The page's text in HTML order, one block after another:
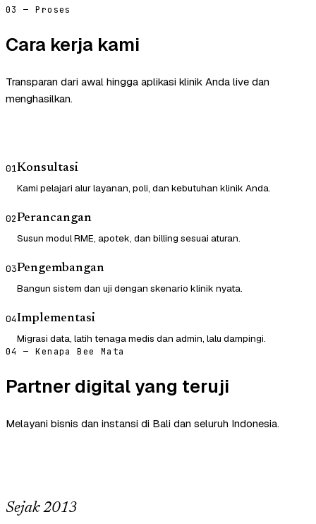
03 — Proses
Cara kerja kami
Transparan dari awal hingga aplikasi klinik Anda live dan
menghasilkan.
01Konsultasi
Kami pelajari alur layanan, poli, dan kebutuhan klinik Anda.
02Perancangan
Susun modul RME, apotek, dan billing sesuai aturan.
03Pengembangan
Bangun sistem dan uji dengan skenario klinik nyata.
04Implementasi
Migrasi data, latih tenaga medis dan admin, lalu dampingi.
04 — Kenapa Bee Mata
Partner digital yang teruji
Melayani bisnis dan instansi di Bali dan seluruh Indonesia.
Sejak 2013